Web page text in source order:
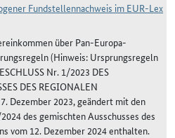
Fundstellennachweis im EUR-Lex
über Pan-Europa-
(Hinweis: Ursprungsregeln
Nr. 1/2023 DES
DES REGIONALEN
Dezember 2023, geändert mit den
des gemischten Ausschusses des
vom 12. Dezember 2024 enthalten.